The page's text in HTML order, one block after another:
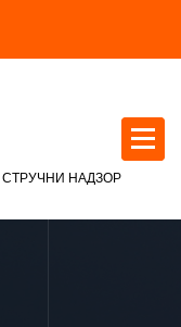
СТРУЧНИ НАДЗОР